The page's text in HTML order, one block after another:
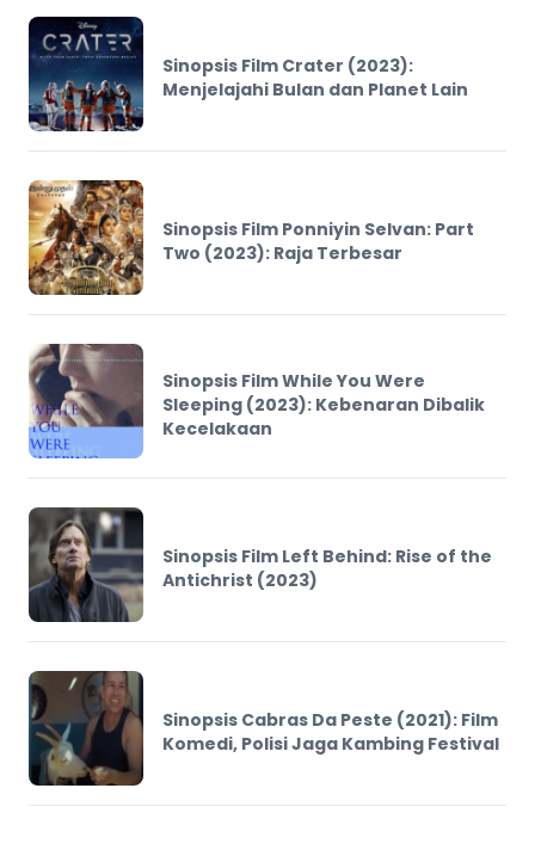
Sinopsis Film Crater (2023):
Menjelajahi Bulan dan Planet Lain
Sinopsis Film Ponniyin Selvan: Part
Two (2023): Raja Terbesar
Sinopsis Film While You Were
Sleeping (2023): Kebenaran Dibalik
Kecelakaan
Sinopsis Film Left Behind: Rise of the
Antichrist (2023)
Sinopsis Cabras Da Peste (2021): Film
Komedi, Polisi Jaga Kambing Festival